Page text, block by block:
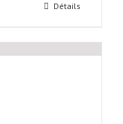
Détails